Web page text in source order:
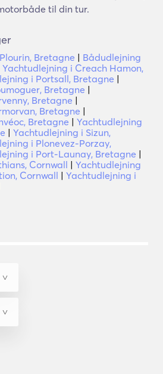
til din tur.
Bretagne | Bådudlejning
Yachtudlejning i Creach Hamon,
i Portsall, Bretagne |
Bretagne |
Bretagne |
Bretagne |
Bretagne | Yachtudlejning
| Yachtudlejning i Sizun,
i Plonevez-Porzay,
i Port-Launay, Bretagne |
Cornwall | Yachtudlejning
Cornwall | Yachtudlejning i